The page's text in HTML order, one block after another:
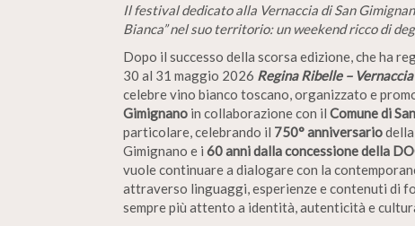
Il festival dedicato alla Vernaccia di San
Bianca” nel suo territorio: un weekend ricco di
Dopo il successo della scorsa edizione, che ha
30 al 31 maggio 2026 Regina Ribelle –
celebre vino bianco toscano, organizzato e
Gimignano in collaborazione con il Comune di
particolare, celebrando il 750° anniversario
Gimignano e i 60 anni dalla concessione della
vuole continuare a dialogare con la
attraverso linguaggi, esperienze e contenuti di
sempre più attento a identità, autenticità e